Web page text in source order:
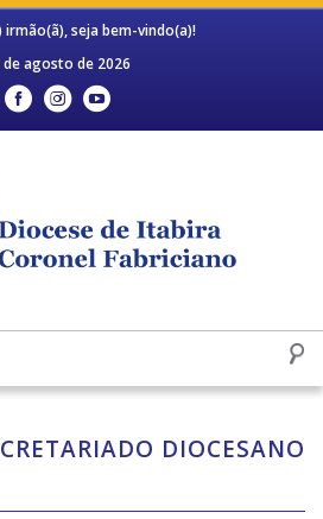
irmão(ã), seja bem-vindo(a)!
de agosto de 2026
DIOCESANO